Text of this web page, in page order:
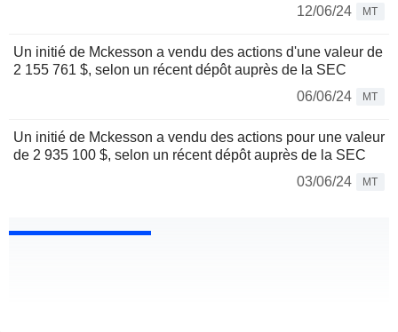
12/06/24
MT
Un initié de Mckesson a vendu des actions d'une valeur de
2 155 761 $, selon un récent dépôt auprès de la SEC
06/06/24
MT
Un initié de Mckesson a vendu des actions pour une valeur
de 2 935 100 $, selon un récent dépôt auprès de la SEC
03/06/24
MT